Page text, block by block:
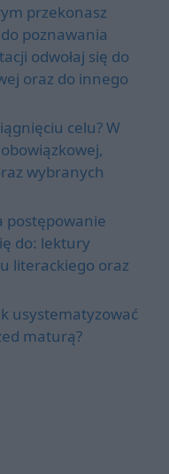
przekonasz
poznawania
odwołaj się do
oraz do innego
celu? W
wybranych
postępowanie
do: lektury
literackiego oraz
usystematyzować
maturą?